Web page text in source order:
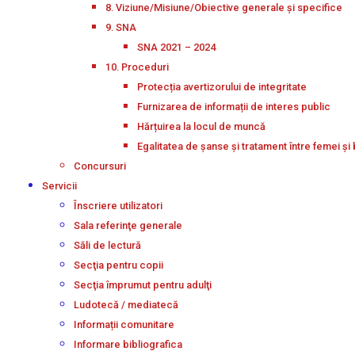
8. Viziune/Misiune/Obiective generale și specifice
9. SNA
SNA 2021 – 2024
10. Proceduri
Protecția avertizorului de integritate
Furnizarea de informații de interes public
Hărțuirea la locul de muncă
Egalitatea de șanse și tratament între femei și
Concursuri
Servicii
Înscriere utilizatori
Sala referinţe generale
Săli de lectură
Secţia pentru copii
Secţia împrumut pentru adulţi
Ludotecă / mediatecă
Informații comunitare
Informare bibliografica